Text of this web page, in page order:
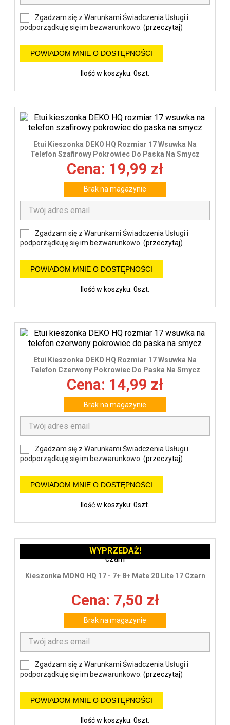
Zgadzam się z Warunkami Świadczenia Usługi i
podporządkuję się im bezwarunkowo. (przeczytaj)
POWIADOM MNIE O DOSTĘPNOŚCI
Ilość w koszyku: 0szt.
Etui Kieszonka DEKO HQ Rozmiar 17 Wsuwka Na
Telefon Szafirowy Pokrowiec Do Paska Na Smycz
Cena: 19,99 zł
Brak na magazynie
Zgadzam się z Warunkami Świadczenia Usługi i
podporządkuję się im bezwarunkowo. (przeczytaj)
POWIADOM MNIE O DOSTĘPNOŚCI
Ilość w koszyku: 0szt.
Etui Kieszonka DEKO HQ Rozmiar 17 Wsuwka Na
Telefon Czerwony Pokrowiec Do Paska Na Smycz
Cena: 14,99 zł
Brak na magazynie
Zgadzam się z Warunkami Świadczenia Usługi i
podporządkuję się im bezwarunkowo. (przeczytaj)
POWIADOM MNIE O DOSTĘPNOŚCI
Ilość w koszyku: 0szt.
Kieszonka MONO HQ 17 - 7+ 8+ Mate 20 Lite 17 Czarn
Cena: 7,50 zł
Brak na magazynie
Zgadzam się z Warunkami Świadczenia Usługi i
podporządkuję się im bezwarunkowo. (przeczytaj)
POWIADOM MNIE O DOSTĘPNOŚCI
Ilość w koszyku: 0szt.
WYPRZEDAŻ!